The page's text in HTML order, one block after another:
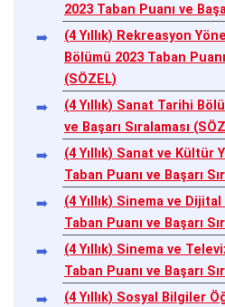
2023 Taban Puanı ve
(4 Yıllık) Rekreasyon
Bölümü 2023 Taban
(SÖZEL)
(4 Yıllık) Sanat Tarihi
ve Başarı Sıralaması
(4 Yıllık) Sanat ve Kültür
Taban Puanı ve Başarı
(4 Yıllık) Sinema ve
Taban Puanı ve Başarı
(4 Yıllık) Sinema ve
Taban Puanı ve Başarı
(4 Yıllık) Sosyal Bilgiler